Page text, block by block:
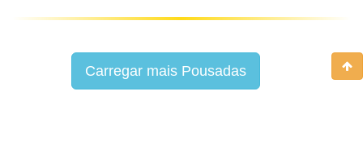
Carregar mais Pousadas